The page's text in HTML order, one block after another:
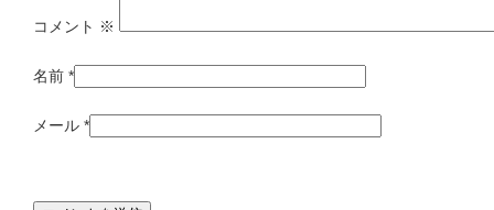
コメント ※
名前 *
メール *